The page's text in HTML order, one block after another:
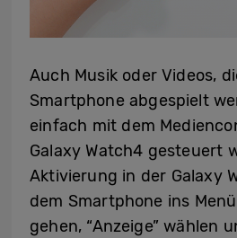
Auch Musik oder Videos,
Smartphone abgespielt
einfach mit dem
Galaxy Watch4 gesteuert
Aktivierung in der Galaxy
dem Smartphone ins
gehen, “Anzeige” wählen